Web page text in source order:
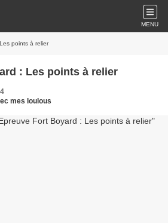
MENU
points à relier
: Les points à relier
mes loulous